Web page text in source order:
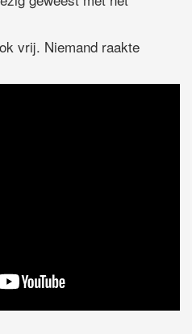
vrij. Niemand raakte